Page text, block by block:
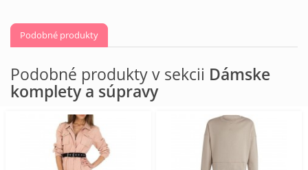
Podobné produkty
Podobné produkty v sekcii Dámske
komplety a súpravy